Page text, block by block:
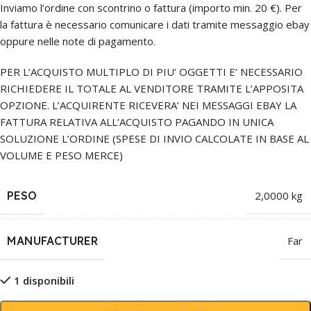
Inviamo l’ordine con scontrino o fattura (importo min. 20 €). Per
la fattura è necessario comunicare i dati tramite messaggio ebay
oppure nelle note di pagamento.
PER L’ACQUISTO MULTIPLO DI PIU’ OGGETTI E’ NECESSARIO
RICHIEDERE IL TOTALE AL VENDITORE TRAMITE L’APPOSITA
OPZIONE. L’ACQUIRENTE RICEVERA’ NEI MESSAGGI EBAY LA
FATTURA RELATIVA ALL’ACQUISTO PAGANDO IN UNICA
SOLUZIONE L’ORDINE (SPESE DI INVIO CALCOLATE IN BASE AL
VOLUME E PESO MERCE)
PESO 2,0000 kg
MANUFACTURER Far
1 disponibili